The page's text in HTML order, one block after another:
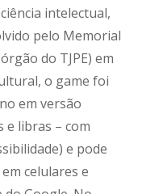
intelectual,
pelo Memorial
do TJPE) em
o game foi
em versão
libras – com
e pode
celulares e